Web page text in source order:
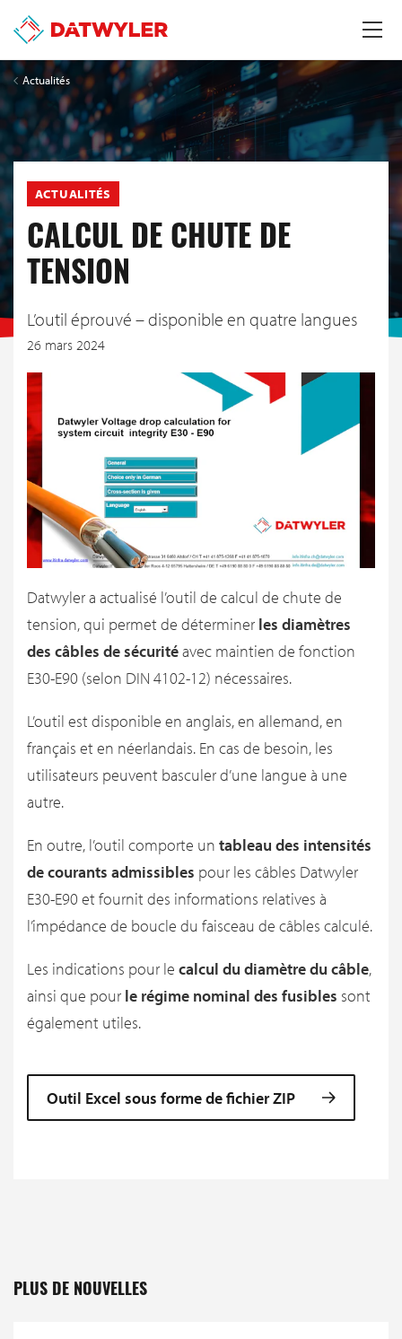
Actualités
ACTUALITÉS
CALCUL DE CHUTE DE
TENSION
L’outil éprouvé – disponible en quatre langues
26 mars 2024
Datwyler a actualisé l’outil de calcul de chute de
tension, qui permet de déterminer les diamètres
des câbles de sécuritéavec maintien de fonction
E30-E90 (selon DIN 4102-12) nécessaires.
L’outil est disponible en anglais, en allemand, en
français et en néerlandais. En cas de besoin, les
utilisateurs peuvent basculer d’une langue à une
autre.
En outre, l’outil comporte un tableau des intensités
de courants admissibles pour les câbles Datwyler
E30-E90 et fournit des informations relatives à
l’impédance de boucle du faisceau de câbles calculé.
Les indications pour le calcul du diamètre du câble,
ainsi que pour le régime nominal des fusibles sont
également utiles.
Outil Excel sous forme de fichier ZIP
PLUS DE NOUVELLES